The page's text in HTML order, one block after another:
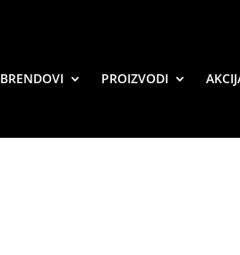
BRENDOVI PROIZVODI